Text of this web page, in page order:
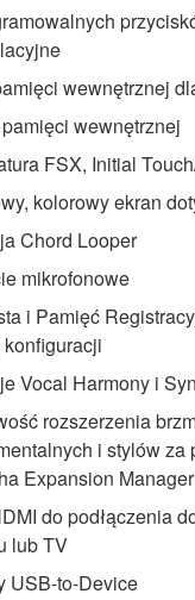
wewnętrznej
wewnętrznej
FSX, Initial
kolorowy ekran
Chord Looper
mikrofonowe
i Pamięć
konfiguracji
Vocal Harmony i
rozszerzenia
i stylów za
Expansion Manager
do podłączenia
lub TV
USB-to-Device